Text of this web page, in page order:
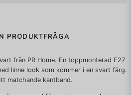
PRODUKTFRÅGA
från PR Home. En toppmonterad E27
linne look som kommer i en svart färg.
matchande kantband.